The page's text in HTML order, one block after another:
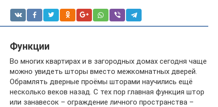
Функции
Во многих квартирах и в загородных домах сегодня чаще
можно увидеть шторы вместо межкомнатных дверей.
Обрамлять дверные проёмы шторами научились ещё
несколько веков назад. С тех пор главная функция штор
или занавесок – ограждение личного пространства –